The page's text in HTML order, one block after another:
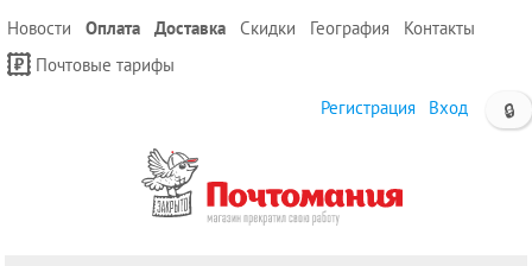
Новости Оплата Доставка Скидки География
Контакты
Почтовые тарифы
🔒
Регистрация Вход